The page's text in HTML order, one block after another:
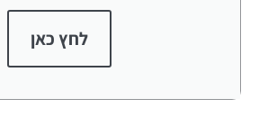
לחץ כאן